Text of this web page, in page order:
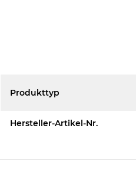
Produkttyp
Hersteller-Artikel-Nr.